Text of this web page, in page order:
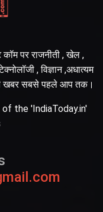
पर राजनीती , खेल ,
, विज्ञान ,अधात्यम
खबर सबसे पहले आप तक।
the 'IndiaToday.in'